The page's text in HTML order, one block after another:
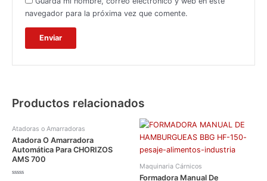
navegador para la próxima vez que comente.
Productos relacionados
Atadoras o Amarradoras
Atadora O Amarradora
Automática Para CHORIZOS
AMS 700
Maquinaria Cárnicos
Formadora Manual De